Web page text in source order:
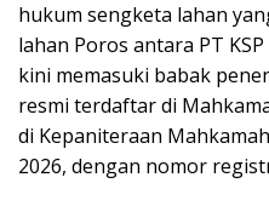
hukum sengketa lahan
lahan Poros antara PT
kini memasuki babak
resmi terdaftar di
di Kepaniteraan
2026, dengan nomor